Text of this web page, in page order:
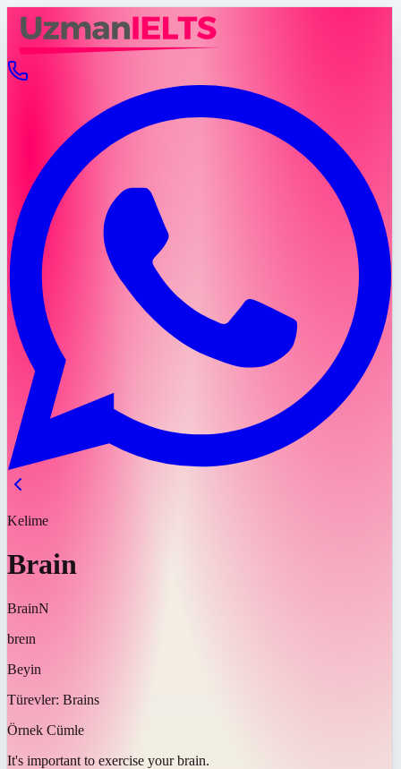
Kelime
Brain
BrainN
breɪn
Beyin
Türevler: Brains
Örnek Cümle
It's important to exercise your brain.